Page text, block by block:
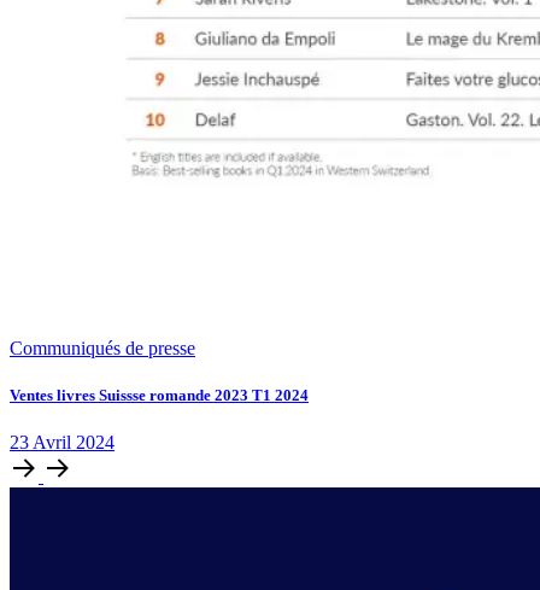
Communiqués de presse
Ventes livres Suissse romande 2023 T1 2024
23 Avril 2024